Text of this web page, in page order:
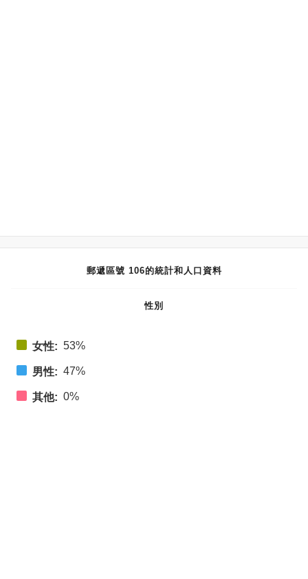
郵遞區號 106的統計和人口資料
性別
女性: 53%
男性: 47%
其他: 0%